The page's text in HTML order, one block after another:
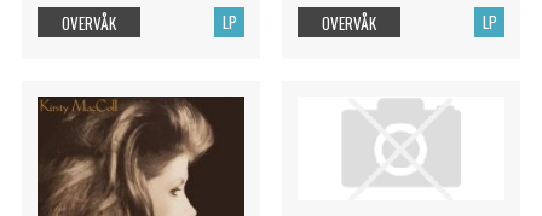
LP
OVERVÅK LP
OVERVÅK